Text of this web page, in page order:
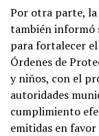
Por otra parte,
también informó
para fortalecer
Órdenes de
y niños, con el
autoridades
cumplimiento
emitidas en